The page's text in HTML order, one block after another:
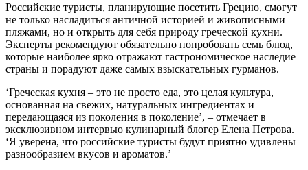
Российские туристы, планирующие посетить Грецию, смогут
не только насладиться античной историей и живописными
пляжами, но и открыть для себя природу греческой кухни.
Эксперты рекомендуют обязательно попробовать семь блюд,
которые наиболее ярко отражают гастрономическое наследие
страны и порадуют даже самых взыскательных гурманов.
‘Греческая кухня – это не просто еда, это целая культура,
основанная на свежих, натуральных ингредиентах и
передающаяся из поколения в поколение’, – отмечает в
эксклюзивном интервью кулинарный блогер Елена Петрова.
‘Я уверена, что российские туристы будут приятно удивлены
разнообразием вкусов и ароматов.’